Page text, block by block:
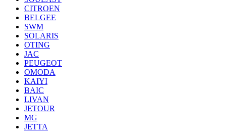
CITROEN
BELGEE
SWM
SOLARIS
OTING
JAC
PEUGEOT
OMODA
KAIYI
BAIC
LIVAN
JETOUR
MG
JETTA